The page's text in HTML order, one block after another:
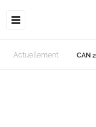
Actuellement CAN